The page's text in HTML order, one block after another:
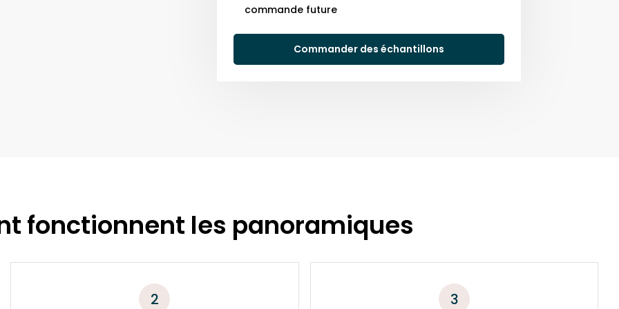
commande future
Commander des échantillons
fonctionnent les panoramiques
2 3